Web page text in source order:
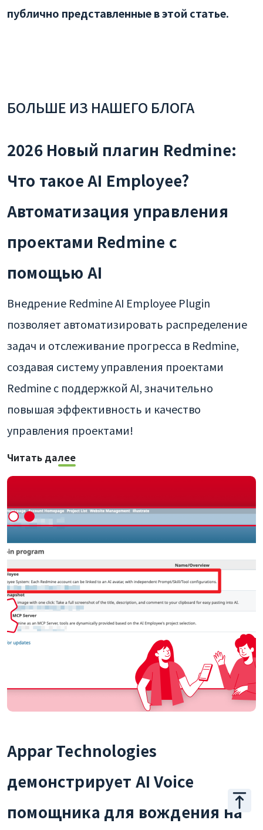
публично представленные в этой статье.
БОЛЬШЕ ИЗ НАШЕГО БЛОГА
2026 Новый плагин Redmine:
Что такое AI Employee?
Автоматизация управления
проектами Redmine с
помощью AI
Внедрение Redmine AI Employee Plugin
позволяет автоматизировать распределение
задач и отслеживание прогресса в Redmine,
создавая систему управления проектами
Redmine с поддержкой AI, значительно
повышая эффективность и качество
управления проектами!
Читать далее
Appar Technologies
демонстрирует AI Voice
помощника для вождения на